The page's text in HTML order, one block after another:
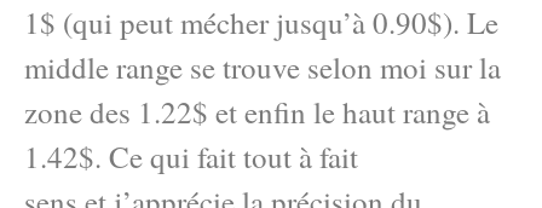
1$ (qui peut mécher jusqu’à 0.90$). Le
middle range se trouve selon moi sur la
zone des 1.22$ et enfin le haut range à
1.42$. Ce qui fait tout à fait